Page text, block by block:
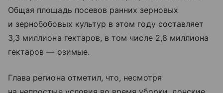
Общая площадь посевов ранних зерновых
и зернобобовых культур в этом году составляет
3,3 миллиона гектаров, в том числе 2,8 миллиона
гектаров — озимые.
Глава региона отметил, что, несмотря